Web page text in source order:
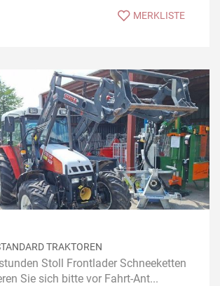
MERKLISTE
TRAKTOREN
Stoll Frontlader Schneeketten
Sie sich bitte vor Fahrt-Ant...